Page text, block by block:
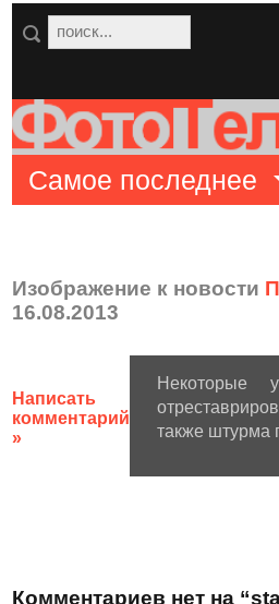
Самое последнее
Изображение к новости
16.08.2013
Написать
комментарий
»
Некоторые
также штурма
Комментариев нет на